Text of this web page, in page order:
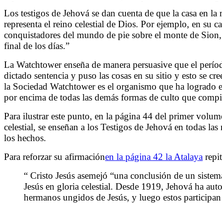
Los testigos de Jehová se dan cuenta de que la casa en
representa el reino celestial de Dios. Por ejemplo, en su
conquistadores del mundo de pie sobre el monte de
final de los días.”
La Watchtower enseña de manera persuasive que el
dictado sentencia y puso las cosas en su sitio y esto se
la Sociedad Watchtower es el organismo que ha
por encima de todas las demás formas de culto que
Para ilustrar este punto, en la página 44 del primer
celestial, se enseñan a los Testigos de Jehová en todas
los hechos.
Para reforzar su afirmaciónen la página 42 la Atalaya
“ Cristo Jesús asemejó “una conclusión de un
Jesús en gloria celestial. Desde 1919, Jehová ha
hermanos ungidos de Jesús, y luego estos